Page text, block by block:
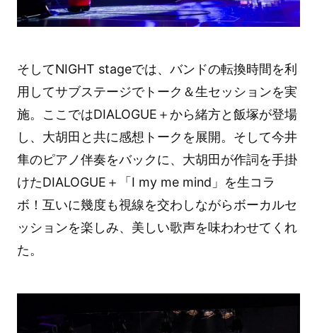
そしてNIGHT stageでは、バンドの転換時間を利
用してサブステージでトーク＆生セッションを実
施。ここではDIALOGUE＋から緒方と飯塚が登場
し、大胡田と共に感想トークを展開。そして今井
隼のピアノ伴奏をバックに、大胡田が作詞を手掛
けたDIALOGUE＋「I my me mind」を生コラ
ボ！互いに幾度も視線を交わしながらボーカルセ
ッションを楽しみ、美しい歌声を味わわせてくれ
た。